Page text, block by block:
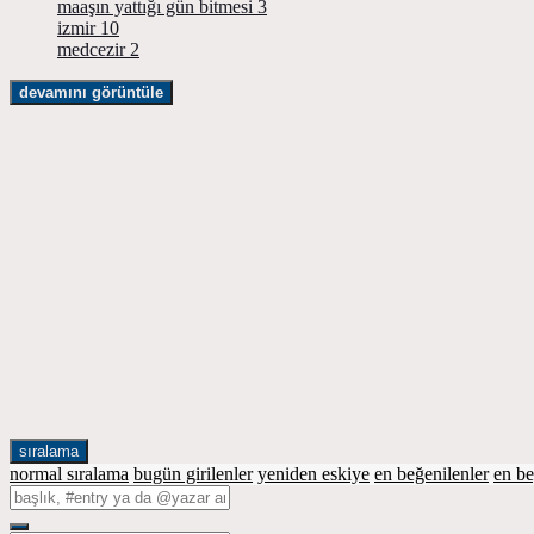
maaşın yattığı gün bitmesi 3
izmir 10
medcezir 2
devamını görüntüle
sıralama
normal sıralama bugün girilenler yeniden eskiye en beğenilenler en